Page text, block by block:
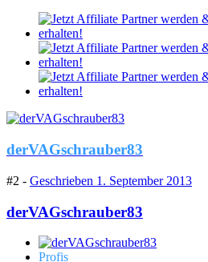
derVAGschrauber83
#2 - Geschrieben 1. September 2013
derVAGschrauber83
Profis